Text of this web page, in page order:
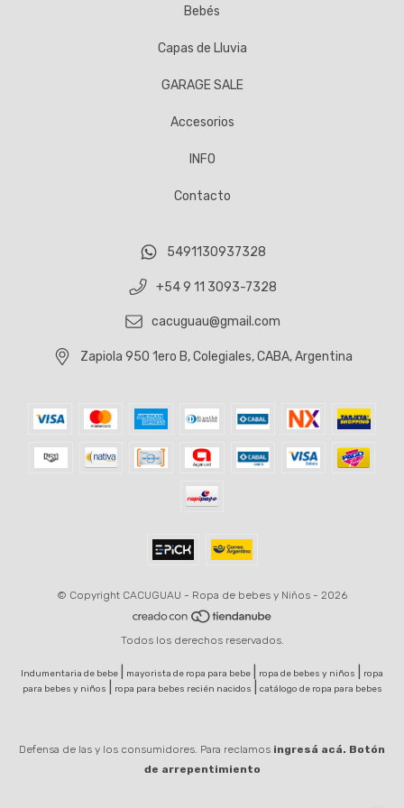
Bebés
Capas de Lluvia
GARAGE SALE
Accesorios
INFO
Contacto
5491130937328
+54 9 11 3093-7328
cacuguau@gmail.com
Zapiola 950 1ero B, Colegiales, CABA, Argentina
© Copyright CACUGUAU - Ropa de bebes y Niños - 2026
Todos los derechos reservados.
Indumentaria de bebe mayorista de ropa para bebe ropa de bebes y niños
ropa
para bebes y niños
ropa para bebes recién nacidos catálogo de ropa para bebes
Defensa de las y los consumidores. Para reclamos ingresá acá. Botón
de arrepentimiento